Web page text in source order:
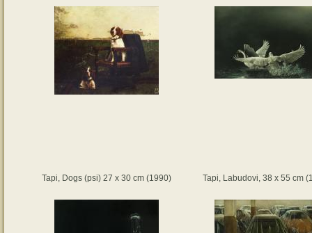
Tapi, Dogs (psi) 27 x 30 cm (1990) Tapi, Labudovi, 38 x 55 cm